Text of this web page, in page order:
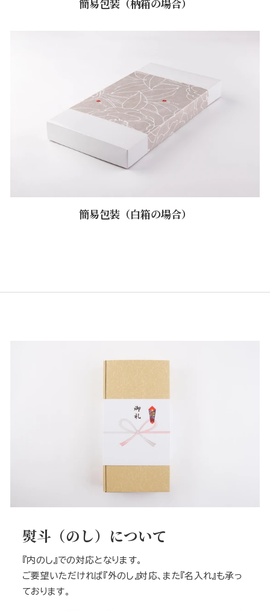
簡易包装（柄箱の場合）
簡易包装（白箱の場合）
熨斗（のし）について
『内のし』での対応となります。
ご要望いただければ『外のし』対応、また『名入れ』も承っ
ております。